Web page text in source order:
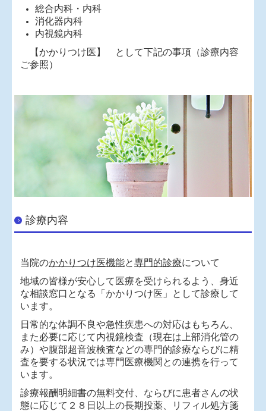
総合内科・内科
消化器内科
内視鏡内科
【かかりつけ医】 として下記の事項（診療内容
ご参照）
診療内容
当院のかかりつけ医機能と専門的診療について
地域の皆様が安心して医療を受けられるよう、身近
な相談窓口となる「かかりつけ医」として診療して
います。
日常的な体調不良や急性疾患への対応はもちろん、
また必要に応じて内視鏡検査（現在は上部消化管の
み）や腹部超音波検査などの専門的診療ならびに精
査を要する状況では専門医療機関との連携を行って
います。
診療報酬明細書の無料交付、ならびに患者さんの状
態に応じて２８日以上の長期投薬、リフィル処方箋